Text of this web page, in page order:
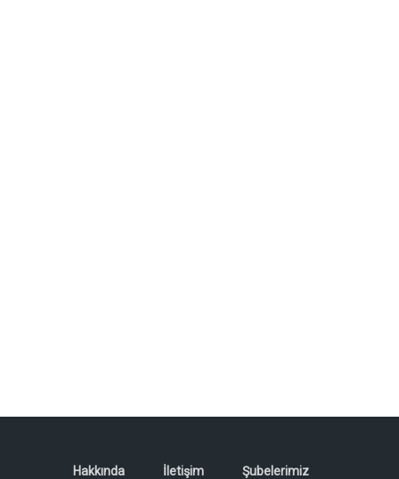
Hakkında İletişim
Şubelerimiz